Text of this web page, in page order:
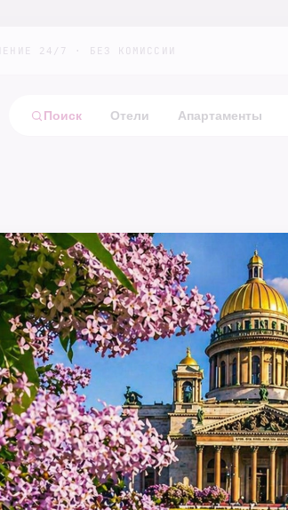
24/7 · БЕЗ КОМИССИИ
Поиск Отели Апартаменты